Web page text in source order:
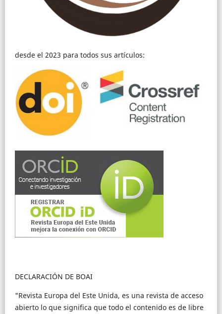
desde el 2023 para todos sus artículos:
DECLARACIÓN DE BOAI
"Revista Europa del Este Unida, es una revista de acceso
abierto lo que significa que todo el contenido es de libre